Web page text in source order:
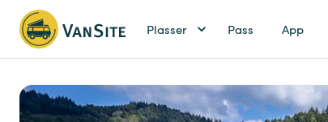
Plasser Pass App